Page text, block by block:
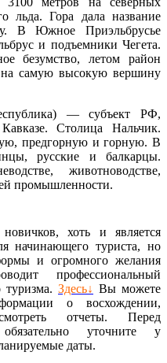
льда. Гора дала название
В Южное Приэльбрусье
и подъемники Чегета.
безумство, летом район
самую высокую вершину
— субъект РФ,
Столица Нальчик.
предгорную и горную. В
русские и балкарцы.
животноводстве,
промышленности.
хоть и является
начинающего туриста, но
и огромного желания
профессиональный
Здесь↓ Вы можете
о восхождении,
отчеты. Перед
уточните у
даты.